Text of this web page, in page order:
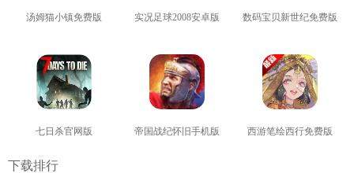
汤姆猫小镇免费版 实况足球2008安卓版 数码宝贝新世纪免费版
七日杀官网版 帝国战纪怀旧手机版 西游笔绘西行免费版
下载排行